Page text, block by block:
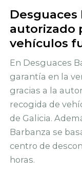
autorizado
vehículos
En Desguaces
garantía en la
gracias a la
recogida de
de Galicia.
Barbanza se
centro de
horas.